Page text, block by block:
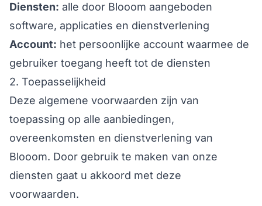
Diensten: alle door Blooom aangeboden
software, applicaties en dienstverlening
Account: het persoonlijke account waarmee de
gebruiker toegang heeft tot de diensten
2. Toepasselijkheid
Deze algemene voorwaarden zijn van
toepassing op alle aanbiedingen,
overeenkomsten en dienstverlening van
Blooom. Door gebruik te maken van onze
diensten gaat u akkoord met deze
voorwaarden.